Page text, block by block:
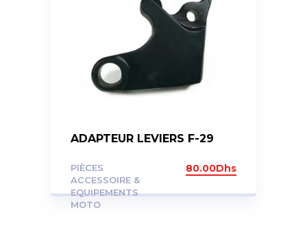
ADAPTEUR LEVIERS F-29
PIÈCES
ACCESSOIRE &
EQUIPEMENTS
MOTO
80.00Dhs